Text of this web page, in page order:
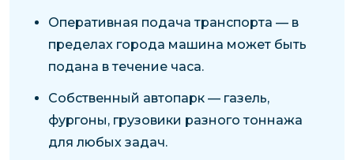
Оперативная подача транспорта — в
пределах города машина может быть
подана в течение часа.
Собственный автопарк — газель,
фургоны, грузовики разного тоннажа
для любых задач.